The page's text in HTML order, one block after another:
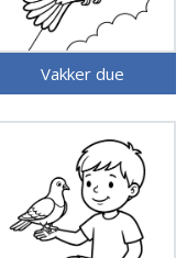
Vakker due